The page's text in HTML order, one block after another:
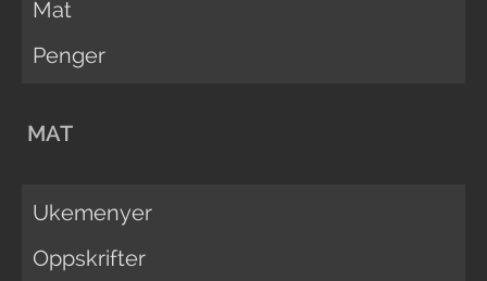
Mat
Penger
MAT
Ukemenyer
Oppskrifter